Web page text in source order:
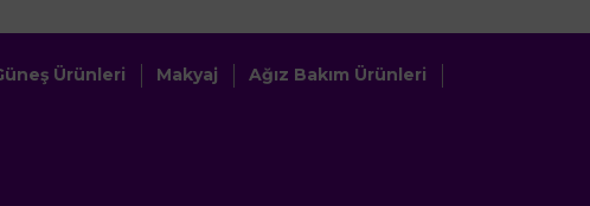
Ürünleri Makyaj Ağız Bakım Ürünleri